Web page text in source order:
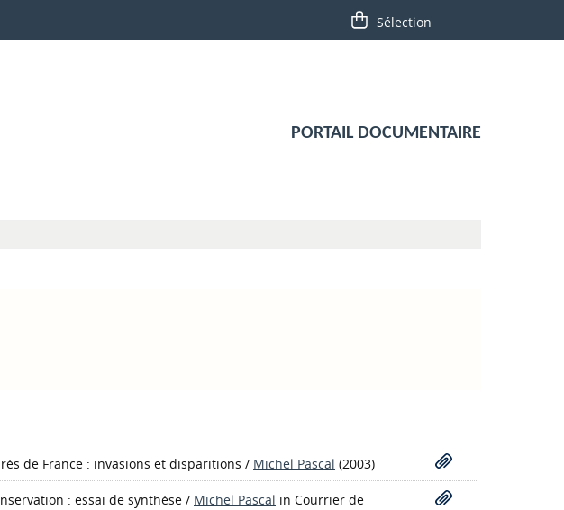
PORTAIL DOCUMENTAIRE
de France : invasions et disparitions / Michel Pascal (2003)
: essai de synthèse / Michel Pascal in Courrier de